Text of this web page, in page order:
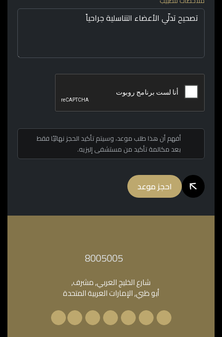
أفهم أن هذا طلب موعد، وسيتم تأكيد الحجز نهائيًا فقط
بعد مكالمة تأكيد من مستشفى إليزيه.
احجز موعد
شارع الخليج العربي, مشرف,
أبو ظبي, الإمارات العربية المتحدة